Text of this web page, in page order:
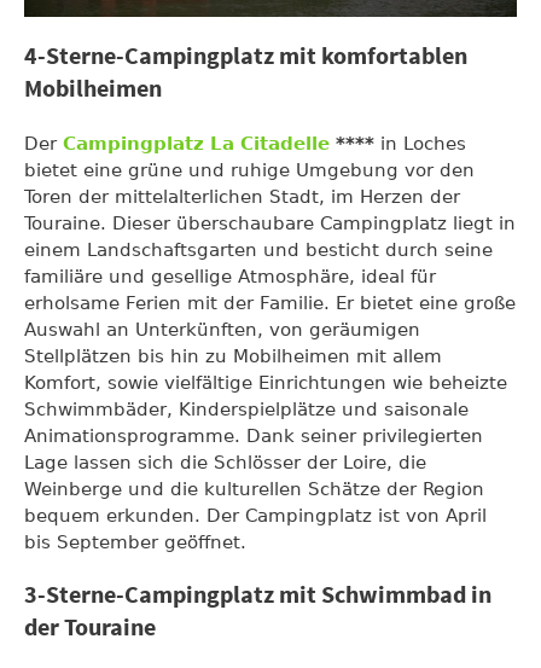
4-Sterne-Campingplatz mit komfortablen
Mobilheimen
Der Campingplatz La Citadelle **** in Loches
bietet eine grüne und ruhige Umgebung vor den
Toren der mittelalterlichen Stadt, im Herzen der
Touraine. Dieser überschaubare Campingplatz liegt in
einem Landschaftsgarten und besticht durch seine
familiäre und gesellige Atmosphäre, ideal für
erholsame Ferien mit der Familie. Er bietet eine große
Auswahl an Unterkünften, von geräumigen
Stellplätzen bis hin zu Mobilheimen mit allem
Komfort, sowie vielfältige Einrichtungen wie beheizte
Schwimmbäder, Kinderspielplätze und saisonale
Animationsprogramme. Dank seiner privilegierten
Lage lassen sich die Schlösser der Loire, die
Weinberge und die kulturellen Schätze der Region
bequem erkunden. Der Campingplatz ist von April
bis September geöffnet.
3-Sterne-Campingplatz mit Schwimmbad in
der Touraine